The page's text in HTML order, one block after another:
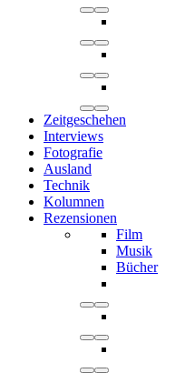
Zeitgeschehen
Interviews
Fotografie
Ausland
Technik
Kolumnen
Rezensionen
Film
Musik
Bücher